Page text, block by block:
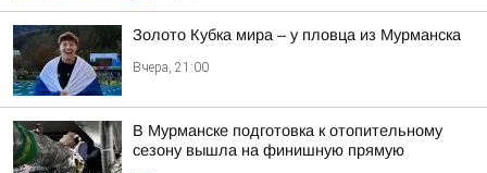
Золото Кубка мира – у пловца из Мурманска
Вчера, 21:00
В Мурманске подготовка к отопительному
сезону вышла на финишную прямую